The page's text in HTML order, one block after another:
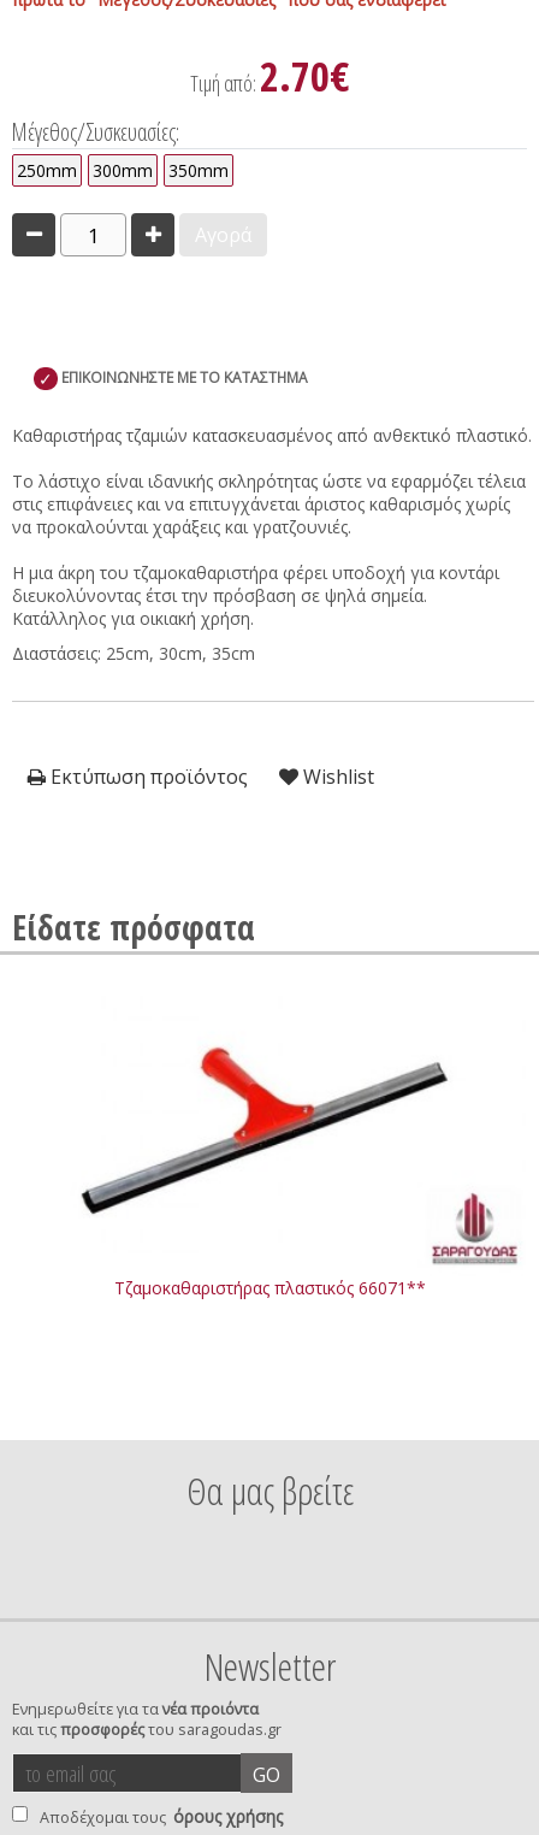
Τιμή από: 2.70€
Μέγεθος/Συσκευασίες:
250mm 300mm 350mm
1 Αγορά
✓ ΕΠΙΚΟΙΝΩΝΗΣΤΕ ΜΕ ΤΟ ΚΑΤΑΣΤΗΜΑ
Καθαριστήρας τζαμιών κατασκευασμένος από ανθεκτικό πλαστικό.
Το λάστιχο είναι ιδανικής σκληρότητας ώστε να εφαρμόζει τέλεια
στις επιφάνειες και να επιτυγχάνεται άριστος καθαρισμός χωρίς
να προκαλούνται χαράξεις και γρατζουνιές.
Η μια άκρη του τζαμοκαθαριστήρα φέρει υποδοχή για κοντάρι
διευκολύνοντας έτσι την πρόσβαση σε ψηλά σημεία.
Κατάλληλος για οικιακή χρήση.
Διαστάσεις: 25cm, 30cm, 35cm
Εκτύπωση προϊόντος Wishlist
Είδατε πρόσφατα
Τζαμοκαθαριστήρας πλαστικός 66071**
Θα μας βρείτε
Newsletter
Ενημερωθείτε για τανέα προιόντα
και τιςπροσφορέςτου saragoudas.gr
το
email
σας
GO
Αποδέχομαι τους όρους χρήσης